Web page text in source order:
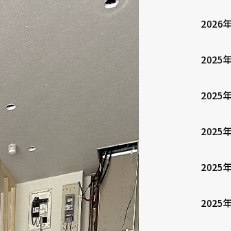
2026
2025
2025
2025
2025
2025